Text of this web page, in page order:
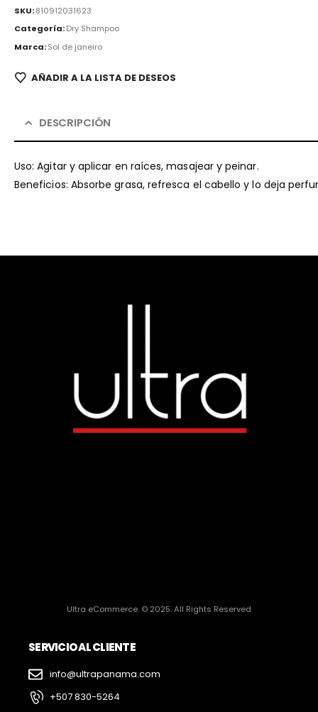
SKU:810912031623
Categoría:Dry Shampoo
Marca:Sol de janeiro
AÑADIR A LA LISTA DE DESEOS
DESCRIPCIÓN
Uso: Agitar y aplicar en raíces, masajear y peinar.
Beneficios: Absorbe grasa, refresca el cabello y lo deja
Ultra eCommerce. © 2025. All Rights Reserved
SERVICIO AL CLIENTE
info@ultrapanama.com
+507 830-5264